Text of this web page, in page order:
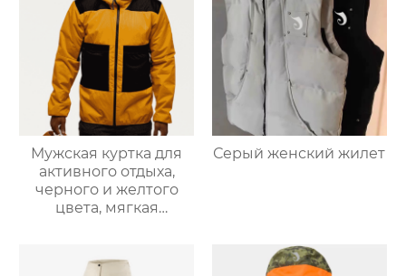
Мужская куртка для
активного отдыха,
черного и желтого
цвета, мягкая
Серый женский жилет